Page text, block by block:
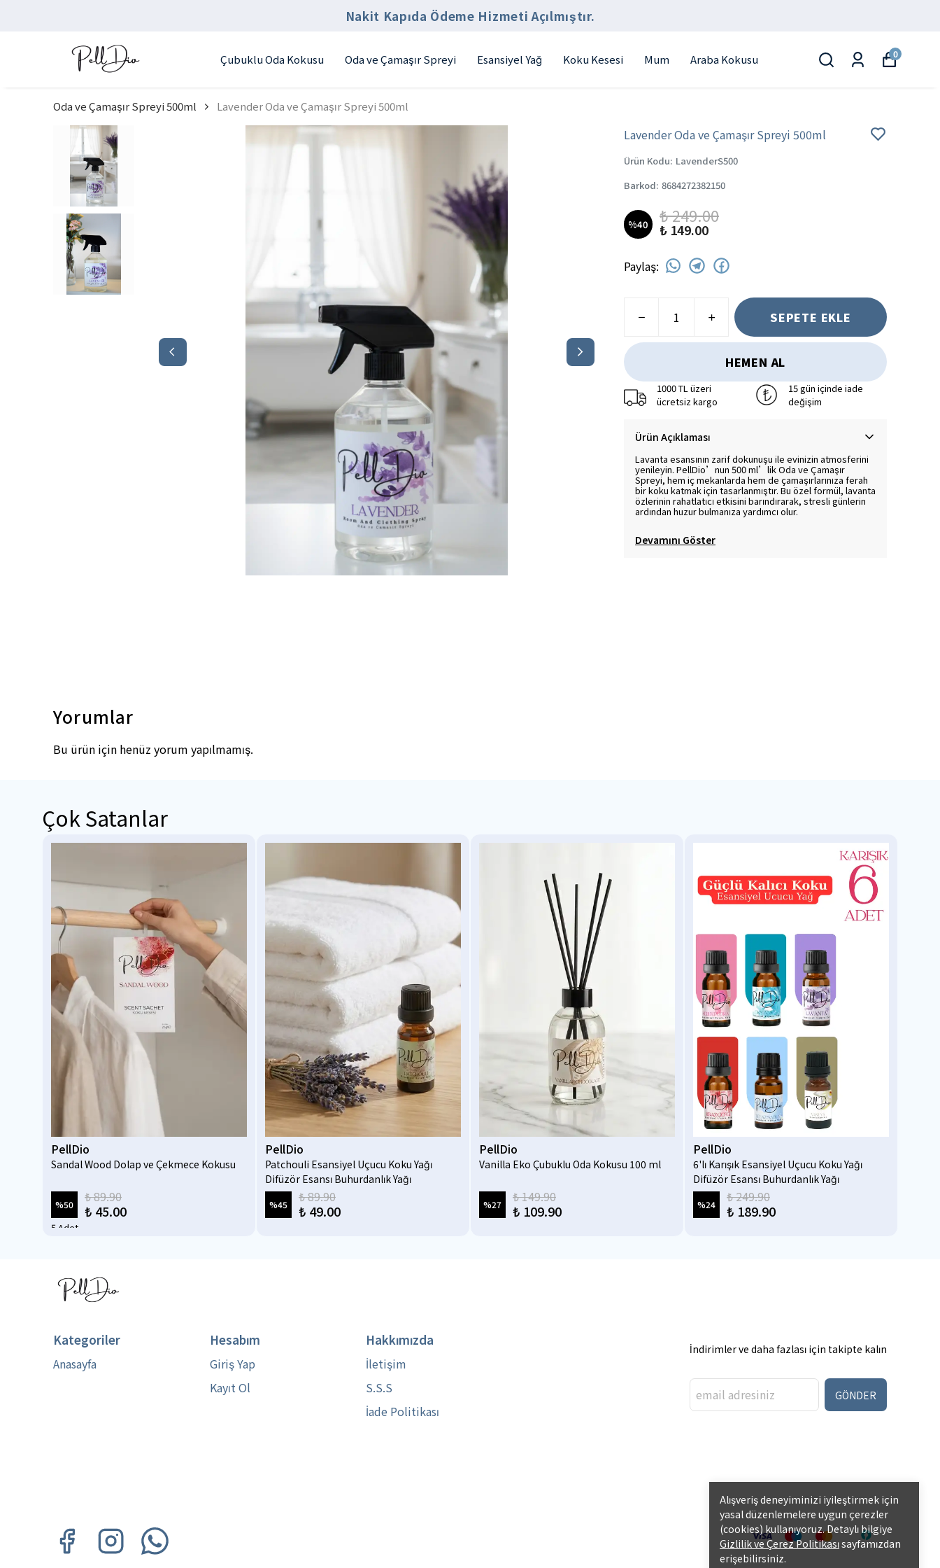
Nakit Kapıda Ödeme Hizmeti Açılmıştır.
Çubuklu Oda Kokusu Oda ve Çamaşır Spreyi Esansiyel Yağ Koku Kesesi Mum Araba Kokusu 0
Alışveriş deneyiminizi iyileştirmek için
yasal düzenlemelere uygun çerezler
(cookies) kullanıyoruz. Detaylı bilgiye
Gizlilik ve Çerez Politikasısayfamızdan
erişebilirsiniz.
Oda ve Çamaşır Spreyi 500ml Lavender Oda ve Çamaşır Spreyi 500ml
Lavender Oda ve Çamaşır Spreyi 500ml
Ürün Kodu: LavenderS500
Barkod: 8684272382150
%40 ₺ 249.00
₺ 149.00
Paylaş:
SEPETE EKLE
HEMEN AL
1000 TL üzeri
ücretsiz kargo
15 gün içinde iade
değişim
Ürün Açıklaması
Lavanta esansının zarif dokunuşu ile evinizin atmosferini
yenileyin. PellDio’nun 500 ml’lik Oda ve Çamaşır
Spreyi, hem iç mekanlarda hem de çamaşırlarınıza ferah
bir koku katmak için tasarlanmıştır. Bu özel formül, lavanta
özlerinin rahatlatıcı etkisini barındırarak, stresli günlerin
ardından huzur bulmanıza yardımcı olur.
Devamını Göster
Yorumlar
Bu ürün için henüz yorum yapılmamış.
Çok Satanlar
PellDio
Sandal Wood Dolap ve Çekmece Kokusu
%50 ₺ 89.90
₺ 45.00
5 Adet
PellDio
Patchouli Esansiyel Uçucu Koku Yağı
Difüzör Esansı Buhurdanlık Yağı
Aromaterapi Yağı 10 ml
%45 ₺ 89.90
₺ 49.00
PellDio
Vanilla Eko Çubuklu Oda Kokusu 100 ml
%27 ₺ 149.90
₺ 109.90
PellDio
6'lı Karışık Esansiyel Uçucu Koku Yağı
Difüzör Esansı Buhurdanlık Yağı
Aromaterapi Yağı 10 ml-1
%24 ₺ 249.90
₺ 189.90
Kategoriler
Anasayfa
Hesabım
Giriş Yap
Kayıt Ol
Hakkımızda
İletişim
S.S.S
İade Politikası
İndirimler ve daha fazlası için takipte kalın
GÖNDER